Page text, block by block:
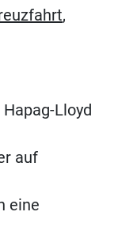
,
Lloyd
auf
eine